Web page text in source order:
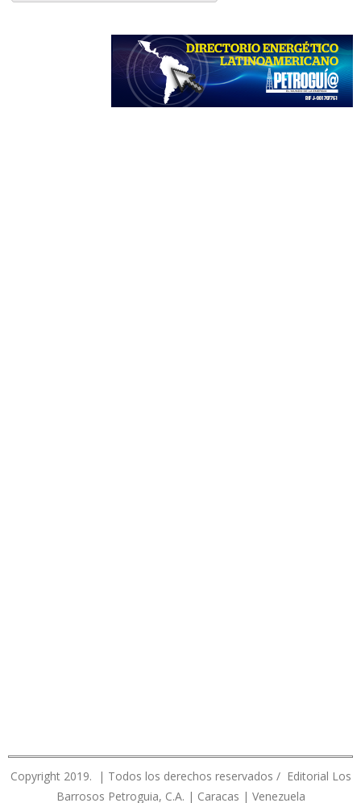
Copyright 2019. | Todos los derechos reservados / Editorial Los
Barrosos Petroguia, C.A. | Caracas | Venezuela